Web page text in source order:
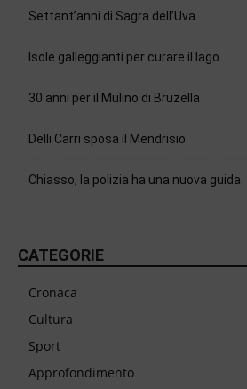
Settant’anni di Sagra dell’Uva
Isole galleggianti per curare il lago
30 anni per il Mulino di Bruzella
Delli Carri sposa il Mendrisio
Chiasso, la polizia ha una nuova guida
CATEGORIE
Cronaca
Cultura
Sport
Approfondimento